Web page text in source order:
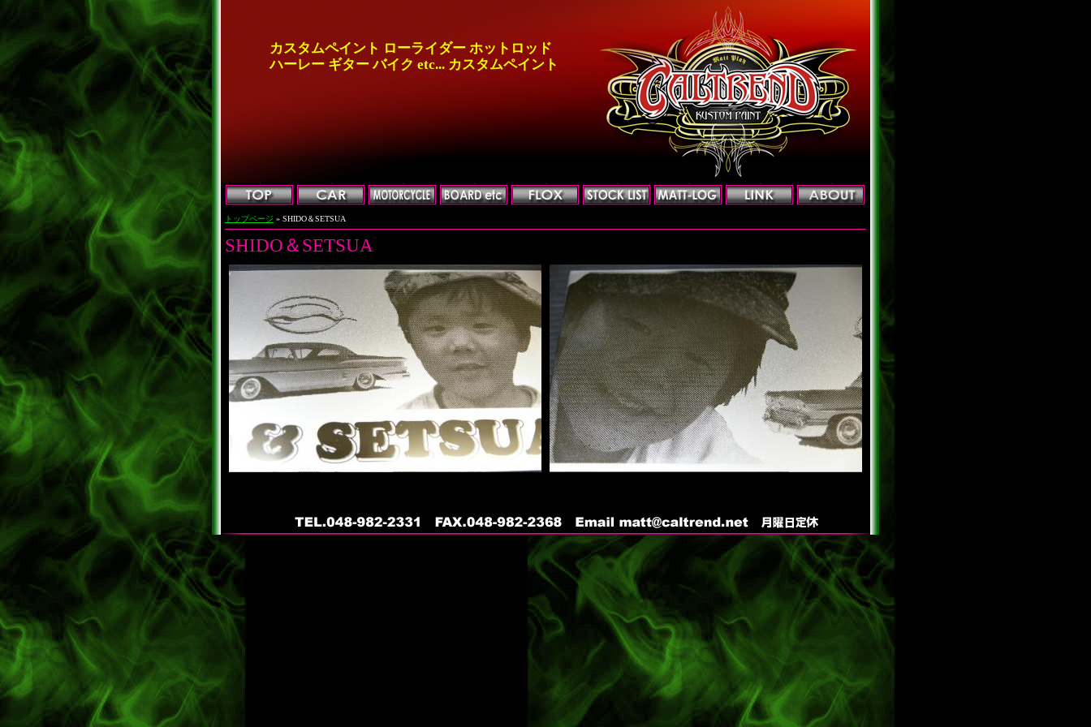
カスタムペイント ローライダー ホットロッド
ハーレー ギター バイク etc... カスタムペイント
トップページ » SHIDO＆SETSUA
SHIDO＆SETSUA